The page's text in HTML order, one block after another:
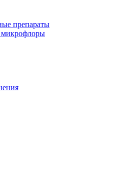
препараты
микрофлоры